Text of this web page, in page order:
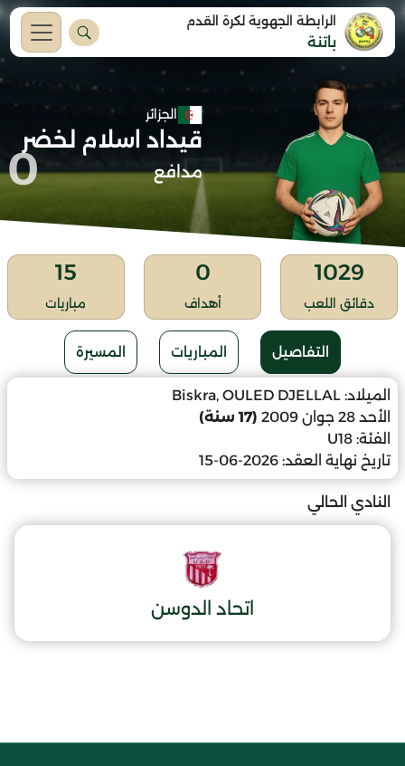
الرابطة الجهوية لكرة القدم
باتنة
الجزائر
قيداد اسلام لخضر
مدافع 0
1029
دقائق اللعب
0
أهداف
15
مباريات
التفاصيل المباريات المسيرة
الميلاد: Biskra, OULED DJELLAL
الأحد 28 جوان 2009
(17 سنة)
الفئة: U18
تاريخ نهاية العقد: 2026-06-15
النادي الحالي
اتحاد الدوسن